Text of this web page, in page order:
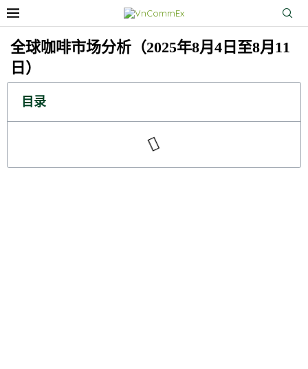
全球咖啡市场分析（2025年8月4日至8月11
日）
目录